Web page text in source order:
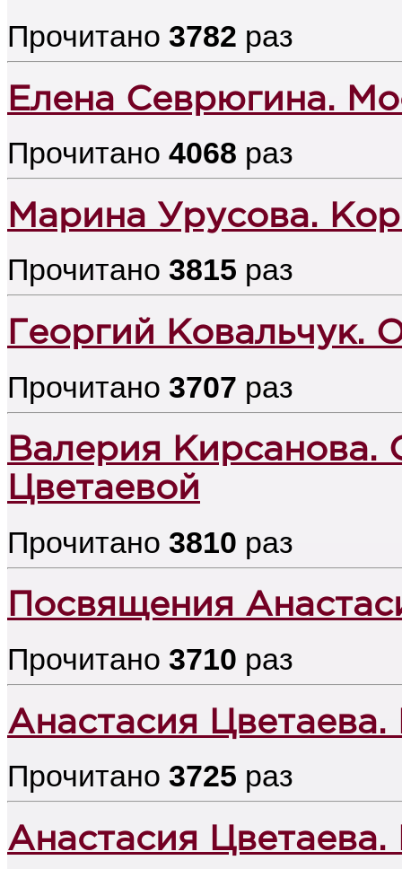
Прочитано 3782 раз
Елена Севрюгина.
Прочитано 4068 раз
Марина Урусова.
Прочитано 3815 раз
Георгий Ковальчук.
Прочитано 3707 раз
Валерия Кирсанова.
Цветаевой
Прочитано 3810 раз
Посвящения
Прочитано 3710 раз
Анастасия
Прочитано 3725 раз
Анастасия